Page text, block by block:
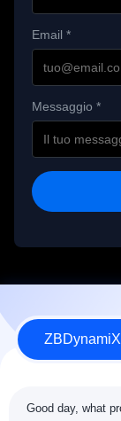
Email *
Messaggio *
Progettista e
ZBDynamiX
Good day, what